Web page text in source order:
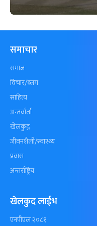
समाचार
समाज
विचार/ब्लग
साहित्य
अन्तर्वार्ता
खेलकुद़़
जीवनशैली/स्वास्थ्य
प्रवास
अन्तर्राष्ट्रिय
खेलकुद लाईभ
एनपीएल २०८१